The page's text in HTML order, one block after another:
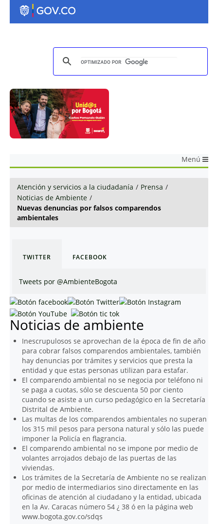
Menú
Atención y servicios a la ciudadanía / Prensa /
Noticias de Ambiente /
Nuevas denuncias por falsos comparendos
ambientales
TWITTER FACEBOOK
Tweets por @AmbienteBogota
Noticias de ambiente
Inescrupulosos se aprovechan de la época de fin de año
para cobrar falsos comparendos ambientales, también
hay denuncias por trámites y servicios que presta la
entidad y que estas personas utilizan para estafar.
El comparendo ambiental no se negocia por teléfono ni
se paga a cuotas, sólo se descuenta 50 por ciento
cuando se asiste a un curso pedagógico en la Secretaría
Distrital de Ambiente.
Las multas de los comparendos ambientales no superan
los 315 mil pesos para persona natural y sólo las puede
imponer la Policía en flagrancia.
El comparendo ambiental no se impone por medio de
volantes arrojados debajo de las puertas de las
viviendas.
Los trámites de la Secretaría de Ambiente no se realizan
por medio de intermediarios sino directamente en las
oficinas de atención al ciudadano y la entidad, ubicada
en la Av. Caracas número 54 ¿ 38 ó en la página web
www.bogota.gov.co/sdqs